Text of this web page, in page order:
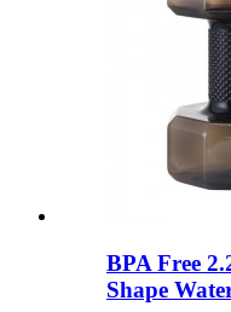
BPA Free
Shape